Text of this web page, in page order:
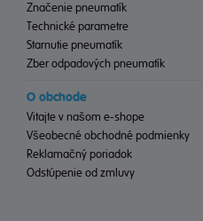
Značenie pneumatík
Technické parametre
Starnutie pneumatík
Zber odpadových pneumatík
O obchode
Vitajte v našom e-shope
Všeobecné obchodné podmienky
Reklamačný poriadok
Odstúpenie od zmluvy